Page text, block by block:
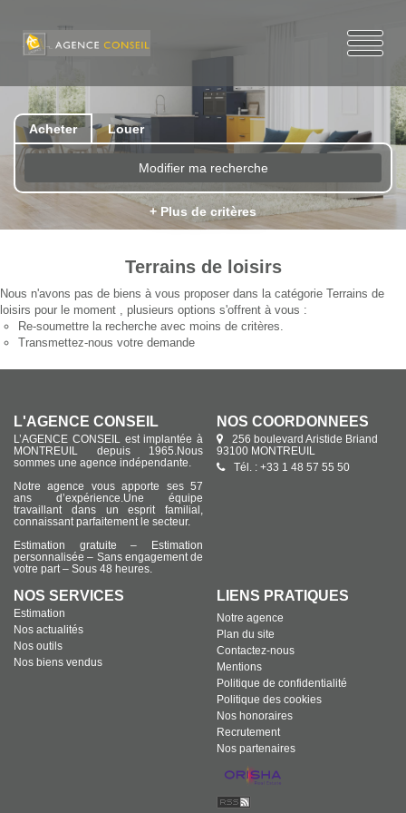
Acheter Louer
Modifier ma recherche
+ Plus de critères
Terrains de loisirs
Nous n'avons pas de biens à vous proposer dans la catégorie Terrains de
loisirs pour le moment , plusieurs options s'offrent à vous :
Re-soumettre la recherche avec moins de critères.
Transmettez-nous votre demande
L'AGENCE CONSEIL
L’AGENCE CONSEIL est implantée à
MONTREUIL depuis 1965.Nous
sommes une agence indépendante.
Notre agence vous apporte ses 57
ans d’expérience.Une équipe
travaillant dans un esprit familial,
connaissant parfaitement le secteur.
Estimation gratuite – Estimation
personnalisée – Sans engagement de
votre part – Sous 48 heures.
NOS COORDONNÉES
256 boulevard Aristide Briand
93100 MONTREUIL
Tél. : +33 1 48 57 55 50
NOS SERVICES
Estimation
Nos actualités
Nos outils
Nos biens vendus
LIENS PRATIQUES
Notre agence
Plan du site
Contactez-nous
Mentions
Politique de confidentialité
Politique des cookies
Nos honoraires
Recrutement
Nos partenaires